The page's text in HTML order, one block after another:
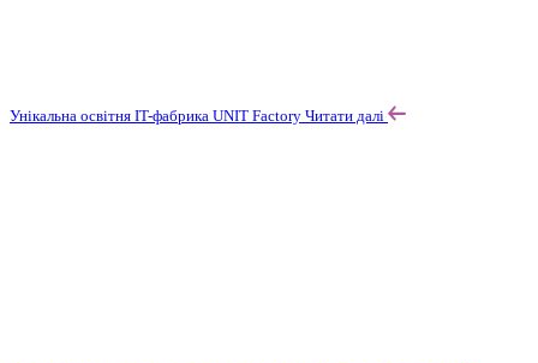
Унікальна освітня IT-фабрика UNIT Factory Читати далі